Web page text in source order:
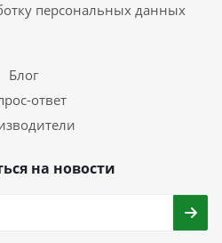
персональных данных
Блог
ответ
на новости